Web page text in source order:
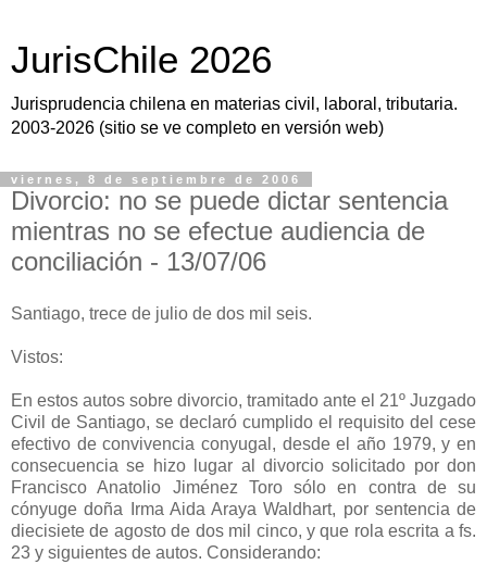
JurisChile 2026
Jurisprudencia chilena en materias civil, laboral, tributaria.
2003-2026 (sitio se ve completo en versión web)
viernes, 8 de septiembre de 2006
Divorcio: no se puede dictar sentencia
mientras no se efectue audiencia de
conciliación - 13/07/06
Santiago, trece de julio de dos mil seis.
Vistos:
En estos autos sobre divorcio, tramitado ante el 21º Juzgado
Civil de Santiago, se declaró cumplido el requisito del cese
efectivo de convivencia conyugal, desde el año 1979, y en
consecuencia se hizo lugar al divorcio solicitado por don
Francisco Anatolio Jiménez Toro sólo en contra de su
cónyuge doña Irma Aida Araya Waldhart, por sentencia de
diecisiete de agosto de dos mil cinco, y que rola escrita a fs.
23 y siguientes de autos. Considerando: